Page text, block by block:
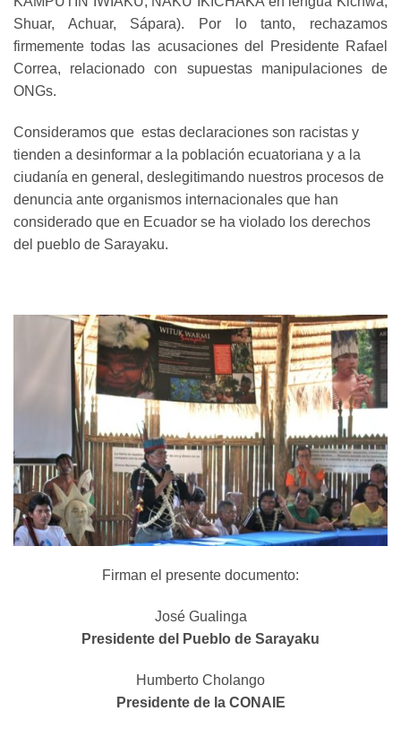
Shuar, Achuar, Sápara). Por lo tanto, rechazamos
firmemente todas las acusaciones del Presidente Rafael
Correa, relacionado con supuestas manipulaciones de
ONGs.
Consideramos que estas declaraciones son racistas y
tienden a desinformar a la población ecuatoriana y a la
ciudanía en general, deslegitimando nuestros procesos de
denuncia ante organismos internacionales que han
considerado que en Ecuador se ha violado los derechos
del pueblo de Sarayaku.
Firman el presente documento:
José Gualinga
Presidente del Pueblo de Sarayaku
Humberto Cholango
Presidente de la CONAIE